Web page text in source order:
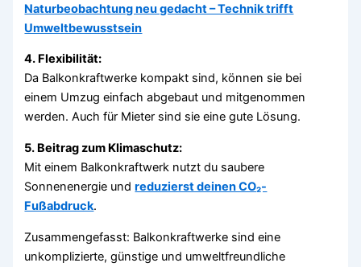
Naturbeobachtung neu gedacht – Technik trifft
Umweltbewusstsein
4. Flexibilität:
Da Balkonkraftwerke kompakt sind, können sie bei
einem Umzug einfach abgebaut und mitgenommen
werden. Auch für Mieter sind sie eine gute Lösung.
5. Beitrag zum Klimaschutz:
Mit einem Balkonkraftwerk nutzt du saubere
Sonnenenergie undreduzierst deinen CO₂-
Fußabdruck.
Zusammengefasst: Balkonkraftwerke sind eine
unkomplizierte, günstige und umweltfreundliche